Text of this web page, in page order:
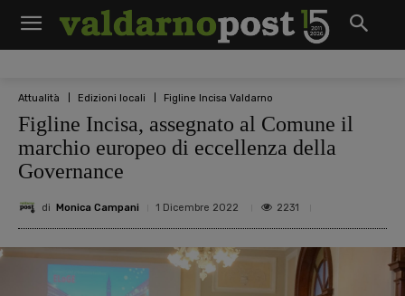
Attualità Edizioni locali Figline Incisa Valdarno
Figline Incisa, assegnato al Comune il
marchio europeo di eccellenza della
Governance
di Monica Campani 1 Dicembre 2022 2231